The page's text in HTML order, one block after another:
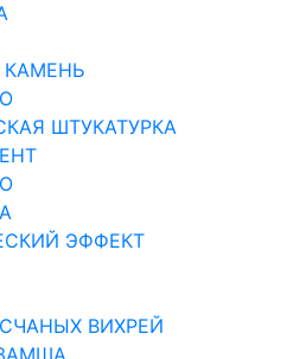
ШТУКАТУРКА
ЭФФЕКТ
ВИХРЕЙ